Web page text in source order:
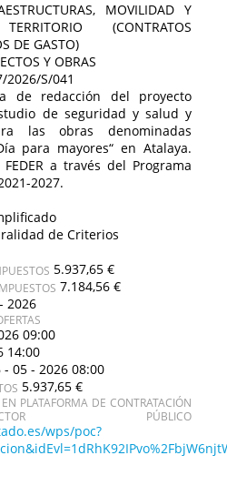
MOVILIDAD Y
(CONTRATOS
DE GASTO)
Y OBRAS
2026/S/041
de redacción del proyecto
de seguridad y salud y
las obras denominadas
para mayores“ en Atalaya.
a través del Programa
2027.
de Criterios
5.937,65 €
7.184,56 €
2026
09:00
14:00
- 05 - 2026 08:00
5.937,65 €
PLATAFORMA DE CONTRATACIÓN
PÚBLICO
wps/poc?